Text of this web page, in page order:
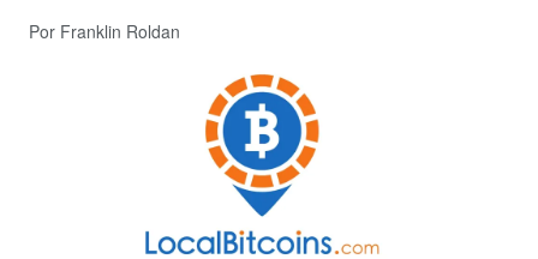
Por Franklin Roldan